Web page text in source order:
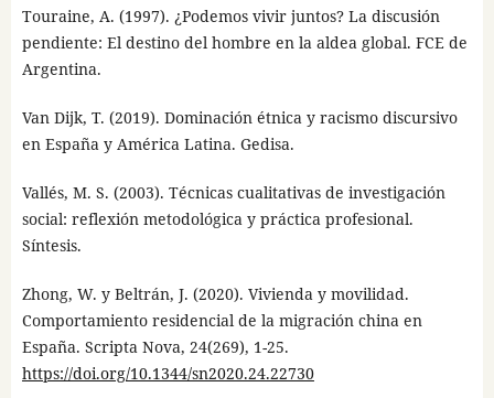
Touraine, A. (1997). ¿Podemos vivir juntos? La discusión
pendiente: El destino del hombre en la aldea global. FCE de
Argentina.
Van Dijk, T. (2019). Dominación étnica y racismo discursivo
en España y América Latina. Gedisa.
Vallés, M. S. (2003). Técnicas cualitativas de investigación
social: reflexión metodológica y práctica profesional.
Síntesis.
Zhong, W. y Beltrán, J. (2020). Vivienda y movilidad.
Comportamiento residencial de la migración china en
España. Scripta Nova, 24(269), 1-25.
https://doi.org/10.1344/sn2020.24.22730